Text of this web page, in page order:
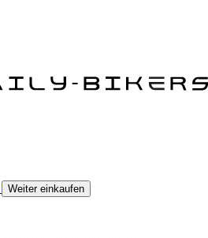
Weiter einkaufen